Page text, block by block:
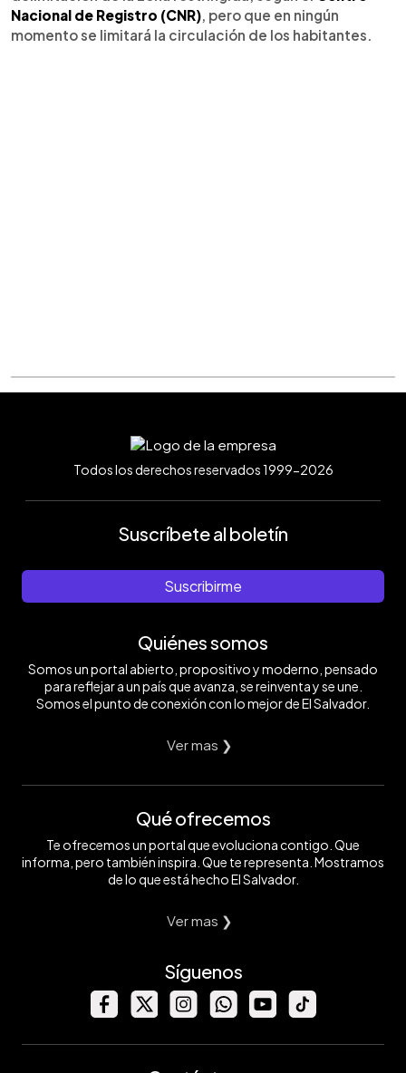
Nacional de Registro (CNR), pero que en ningún
momento se limitará la circulación de los habitantes.
Todos los derechos reservados 1999-2026
Suscríbete al boletín
Suscribirme
Quiénes somos
Somos un portal abierto, propositivo y moderno, pensado
para reflejar a un país que avanza, se reinventa y se une.
Somos el punto de conexión con lo mejor de El Salvador.
Ver mas ❯
Qué ofrecemos
Te ofrecemos un portal que evoluciona contigo. Que
informa, pero también inspira. Que te representa. Mostramos
de lo que está hecho El Salvador.
Ver mas ❯
Síguenos